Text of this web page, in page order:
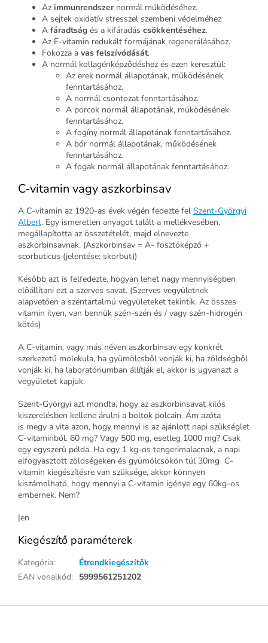
Az immunrendszernormál működéséhez.
A sejtek oxidatív stresszel szembeni védelméhez
A fáradtság és a kifáradás csök­kentéséhez.
Az E-vitamin redukált formájának regenerálásához.
Fokozza a vas felszívódását.
A normál kollagénképződéshez és ezen keresztül:
Az erek normál állapotának, műkö­désének
fenntartásához.
A normál csontozat fenntartásához.
A porcok normál állapotának, műkö­désének
fenntartásához.
A fogíny normál állapotának fenntar­tásához.
A bőr normál állapotának, működésének
fenntartásá­hoz.
A fogak normál állapotának fenntartásához.
C-vitamin vagy aszkorbinsav
A C-vitamin az 1920-as évek végén fedezte fel Szent-Györgyi
Albert. Egy ismeretlen anyagot talált a mellékvesében,
megállapította az összetételét, majd elnevezte
aszkorbinsavnak. (Aszkorbinsav = A- fosztóképző +
scorbuticus (jelentése: skorbut))
Később azt is felfedezte, hogyan lehet nagy mennyiségben
előállítani ezt a szerves savat. (Szerves vegyületnek
alapvetően a széntartalmú vegyületeket tekintik. Az összes
vitamin ilyen, van bennük szén-szén és / vagy szén-hidrogén
kötés)
A C-vitamin, vagy más néven aszkorbinsav egy konkrét
szerkezetű molekula, ha gyümölcsből vonják ki, ha zöldségből
vonják ki, ha laboratóriumban állítják el, akkor is ugyanazt a
vegyületet kapjuk.
Szent-Györgyi azt mondta, hogy az aszkorbinsavat kilós
kiszerelésben kellene árulni a boltok polcain. Ám azóta
is megy a vita azon, hogy mennyi is az ajánlott napi szükséglet
C-vitaminból. 60 mg? Vagy 500 mg, esetleg 1000 mg? Csak
egy egyszerű példa. Ha egy 1 kg-os tengerimalacnak, a napi
elfogyasztott zöldségeken és gyümölcsökön túl 30mg C-
vitamin kiegészítésre van szüksége, akkor könnyen
kiszámolható, hogy mennyi a C-vitamin igénye egy 60kg-os
embernek. Nem?
|en
Kiegészítő paraméterek
Kategória:
Étrendkiegészítők
EAN vonalkód: 5999561251202
L